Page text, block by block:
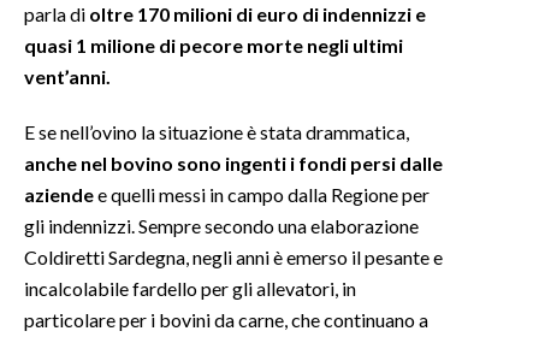
parla di oltre 170 milioni di euro di indennizzi e
quasi 1 milione di pecore morte negli ultimi
vent’anni.
E se nell’ovino la situazione è stata drammatica,
anche nel bovino sono ingenti i fondi persi dalle
aziendee quelli messi in campo dalla Regione per
gli indennizzi. Sempre secondo una elaborazione
Coldiretti Sardegna, negli anni è emerso il pesante e
incalcolabile fardello per gli allevatori, in
particolare per i bovini da carne, che continuano a